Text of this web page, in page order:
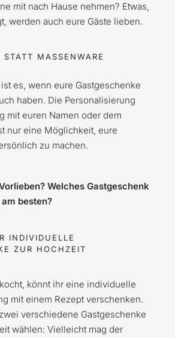
mit nach Hause nehmen? Etwas,
werden auch eure Gäste lieben.
MASSENWARE
es, wenn eure Gastgeschenke
haben. Die Personalisierung
mit euren Namen oder dem
nur eine Möglichkeit, eure
zu machen.
Welches Gastgeschenk
besten?
INDIVIDUELLE
ZUR HOCHZEIT
könnt ihr eine individuelle
mit einem Rezept verschenken.
verschiedene Gastgeschenke
wählen: Vielleicht mag der